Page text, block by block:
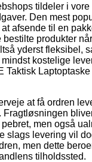
tildeler i vore
Den mest
afsende til en
produkter
yderst fleksibel,
kostelige
Taktisk
at få ordren
Fragtløsningen
men også
slags levering vil
men dette
tilholdssted.